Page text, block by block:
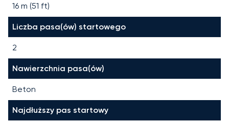
16 m (51 ft)
Liczba pasa(ów) startowego
2
Nawierzchnia pasa(ów)
Beton
Najdłuższy pas startowy